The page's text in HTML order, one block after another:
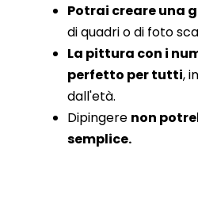
Potrai creare una
di quadri o di foto
La pittura con i
perfetto per tutti,
dall'età.
Dipingere non
semplice.